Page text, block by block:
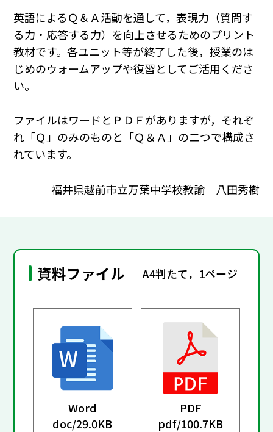
英語によるＱ＆Ａ活動を通して，表現力（質問す
る力・応答する力）を向上させるためのプリント
教材です。各ユニット等が終了した後，授業のは
じめのウォームアップや復習としてご活用くださ
い。
ファイルはワードとＰＤＦがありますが，それぞ
れ「Ｑ」のみのものと「Ｑ＆Ａ」の二つで構成さ
れています。
福井県越前市立万葉中学校教諭 八田秀樹
資料ファイル A4判たて，1ページ
Word
doc/29.0KB
PDF
pdf/100.7KB